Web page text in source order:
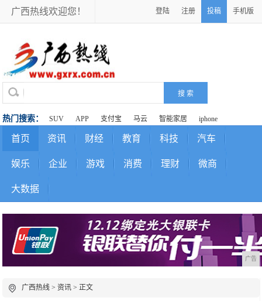
广西热线欢迎您！ 登陆 注册 投稿 手机版
热门搜索： SUV APP 支付宝 马云 智能家居 iphone
首页 资讯 财经 教育 科技 汽车
娱乐 企业 游戏 消费 理财 微商
大数据
广告
广西热线 >资讯 > 正文